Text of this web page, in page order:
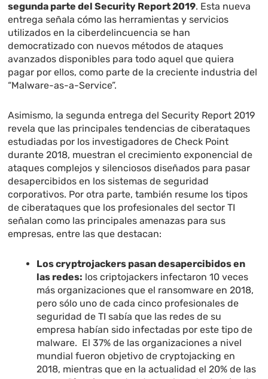
segunda parte del Security Report 2019. Esta nueva
entrega señala cómo las herramientas y servicios
utilizados en la ciberdelincuencia se han
democratizado con nuevos métodos de ataques
avanzados disponibles para todo aquel que quiera
pagar por ellos, como parte de la creciente industria del
“Malware-as-a-Service”.
Asimismo, la segunda entrega del Security Report 2019
revela que las principales tendencias de ciberataques
estudiadas por los investigadores de Check Point
durante 2018, muestran el crecimiento exponencial de
ataques complejos y silenciosos diseñados para pasar
desapercibidos en los sistemas de seguridad
corporativos. Por otra parte, también resume los tipos
de ciberataques que los profesionales del sector TI
señalan como las principales amenazas para sus
empresas, entre las que destacan:
Los cryptrojackers pasan desapercibidos en
las redes: los criptojackers infectaron 10 veces
más organizaciones que el ransomware en 2018,
pero sólo uno de cada cinco profesionales de
seguridad de TI sabía que las redes de su
empresa habían sido infectadas por este tipo de
malware. El 37% de las organizaciones a nivel
mundial fueron objetivo de cryptojacking en
2018, mientras que en la actualidad el 20% de las